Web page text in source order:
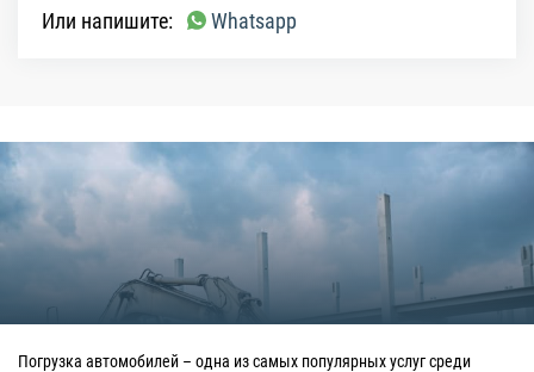
Или напишите:
Whatsapp
Погрузка автомобилей – одна из самых популярных услуг среди